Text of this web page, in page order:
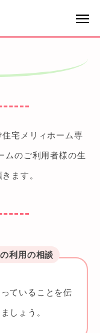
宅メリィホーム専
ムのご利用者様の生
ます。
利用の相談
ていることを伝
しょう。